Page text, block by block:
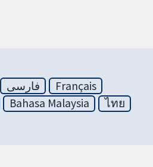
فارسی
Français
Bahasa Malaysia
ไทย